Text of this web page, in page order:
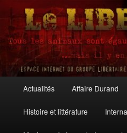
Aller
contenu
principal
Aller
contenu
secondaire
Le Libertaire
principal
Actualités Affaire Durand
Histoire et littérature